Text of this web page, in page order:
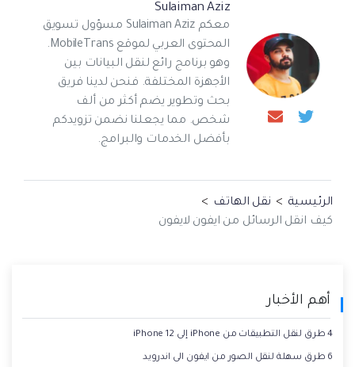
Sulaiman Aziz
معكم Sulaiman Aziz مسؤول تسويق
المحتوى العربي لموقع MobileTrans.
وهو برنامج رائع لنقل البيانات بين
الأجهزة المختلفة. فنحن لدينا فريق
بحث وتطوير يضم أكثر من ألف
شخص. مما يجعلنا نضمن تزويدكم
بأفضل الخدمات والبرامج.
الرئيسية > نقل الهاتف >
كيف انقل الرسائل من ايفون لايفون
أهم الأخبار
4 طرق لنقل التطبيقات من iPhone إلى iPhone 12
6 طرق سهلة لنقل الصور من ايفون الى اندرويد